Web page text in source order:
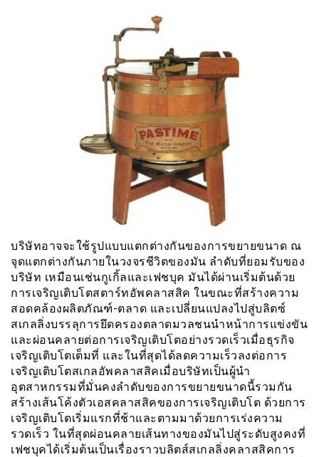
บริษัทอาจจะใช้รูปแบบแตกต่างกันของการขยายขนาด ณ
จุดแตกต่างกันภายในวงจรชีวิตของมัน ลำดับที่ยอมรับของ
บริษัท เหมือนเช่นกูเกิ้ลและเฟชบุค มันได้ผ่านเริ่มต้นด้วย
การเจริญเติบโตสตาร์ทอัพคลาสสิค ในขณะที่สร้างความ
สอดคล้องผลิตภัณฑ์-ตลาด และเปลี่ยนแปลงไปสู่บลิตซ์
สเกลลิ่งบรรลุการยึดครองตลาดมวลชนนำหน้าการแข่งขัน
และผ่อนคลายต่อการเจริญเติบโตอย่างรวดเร็วเมื่อธุรกิจ
เจริญเติบโตเต็มที่ และในที่สุดได้ลดความเร็วลงต่อการ
เจริญเติบโตสเกลอัพคลาสสิคเมื่อบริษัทเป็นผู้นำ
อุตสาหกรรมที่มั่นคงลำดับของการขยายขนาดนี้รวมกัน
สร้างเส้นโค้งตัวเอสคลาสสิคของการเจริญเติบโต ด้วยการ
เจริญเติบโตเริ่มแรกที่ช้าและตามมาด้วยการเร่งความ
รวดเร็ว ในที่สุดผ่อนคลายเส้นทางของมันไปสู่ระดับสูงคงที่
เฟชบุคได้เริ่มต้นเป็นเรื่องราวบลิตส์สเกลลิ่งคลาสสิคการ